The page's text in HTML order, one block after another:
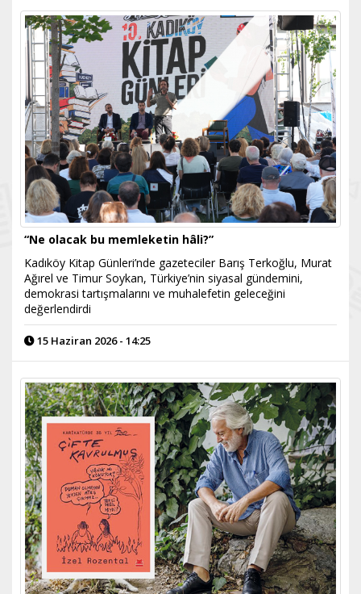
“Ne olacak bu memleketin hâli?”
Kadıköy Kitap Günleri’nde gazeteciler Barış Terkoğlu, Murat
Ağırel ve Timur Soykan, Türkiye’nin siyasal gündemini,
demokrasi tartışmalarını ve muhalefetin geleceğini
değerlendirdi
15 Haziran 2026 - 14:25